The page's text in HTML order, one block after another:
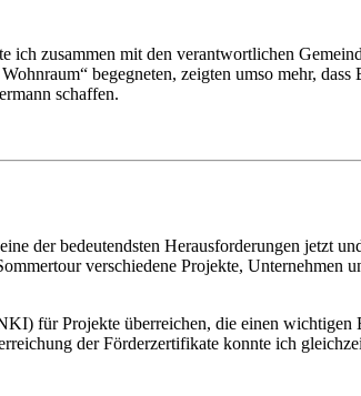
zusammen mit den verantwortlichen
begegneten, zeigten umso mehr,
schaffen.
der bedeutendsten Herausforderungen jetzt
verschiedene Projekte, Unternehmen
für Projekte überreichen, die einen
der Förderzertifikate konnte ich